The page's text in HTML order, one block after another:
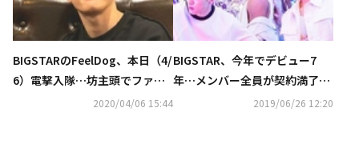
BIGSTARのFeelDog、本日（4/
6）電撃入隊…坊主頭でファン
に挨拶「元気に行ってきます」
2020/04/06 15:44
BIGSTAR、今年でデビュー7
年…メンバー全員が契約満了？
突然の解散報道も2019/06/26 12:20